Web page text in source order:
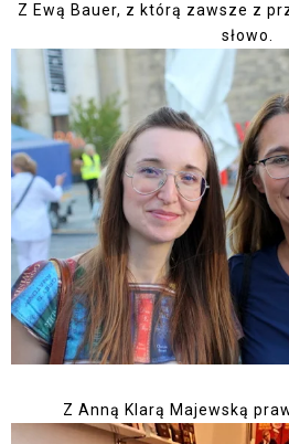
Z Ewą Bauer, z którą zawsze z
słowo.
Z Anną Klarą Majewską